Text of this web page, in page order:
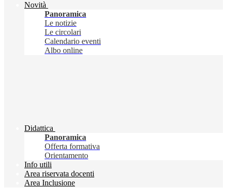
Novità
Panoramica
Le notizie
Le circolari
Calendario eventi
Albo online
Didattica
Panoramica
Offerta formativa
Orientamento
Info utili
Area riservata docenti
Area Inclusione